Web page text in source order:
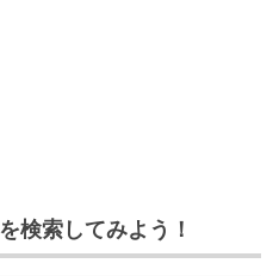
検索してみよう！